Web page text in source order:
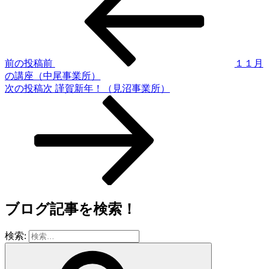
前の投稿前
１１月
の講座（中尾事業所）
次の投稿次 謹賀新年！（見沼事業所）
ブログ記事を検索！
検索: